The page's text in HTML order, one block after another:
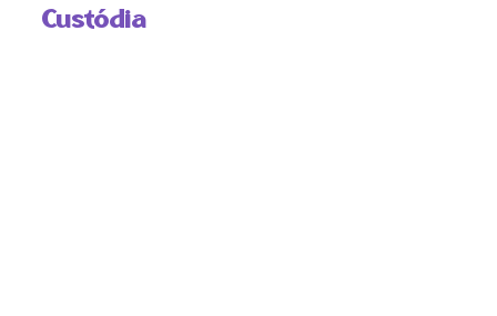
Custódia